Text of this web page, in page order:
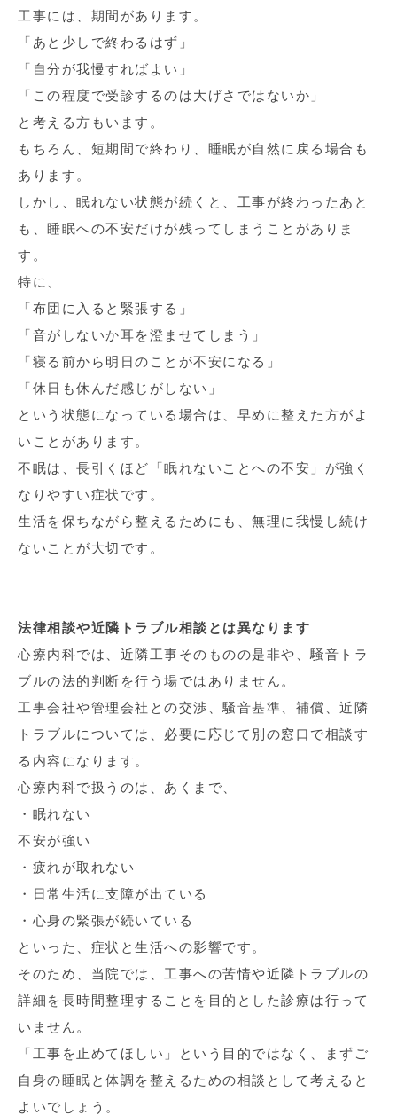
工事には、期間があります。
「あと少しで終わるはず」
「自分が我慢すればよい」
「この程度で受診するのは大げさではないか」
と考える方もいます。
もちろん、短期間で終わり、睡眠が自然に戻る場合も
あります。
しかし、眠れない状態が続くと、工事が終わったあと
も、睡眠への不安だけが残ってしまうことがありま
す。
特に、
「布団に入ると緊張する」
「音がしないか耳を澄ませてしまう」
「寝る前から明日のことが不安になる」
「休日も休んだ感じがしない」
という状態になっている場合は、早めに整えた方がよ
いことがあります。
不眠は、長引くほど「眠れないことへの不安」が強く
なりやすい症状です。
生活を保ちながら整えるためにも、無理に我慢し続け
ないことが大切です。
法律相談や近隣トラブル相談とは異なります
心療内科では、近隣工事そのものの是非や、騒音トラ
ブルの法的判断を行う場ではありません。
工事会社や管理会社との交渉、騒音基準、補償、近隣
トラブルについては、必要に応じて別の窓口で相談す
る内容になります。
心療内科で扱うのは、あくまで、
・眠れない
不安が強い
・疲れが取れない
・日常生活に支障が出ている
・心身の緊張が続いている
といった、症状と生活への影響です。
そのため、当院では、工事への苦情や近隣トラブルの
詳細を長時間整理することを目的とした診療は行って
いません。
「工事を止めてほしい」という目的ではなく、まずご
自身の睡眠と体調を整えるための相談として考えると
よいでしょう。